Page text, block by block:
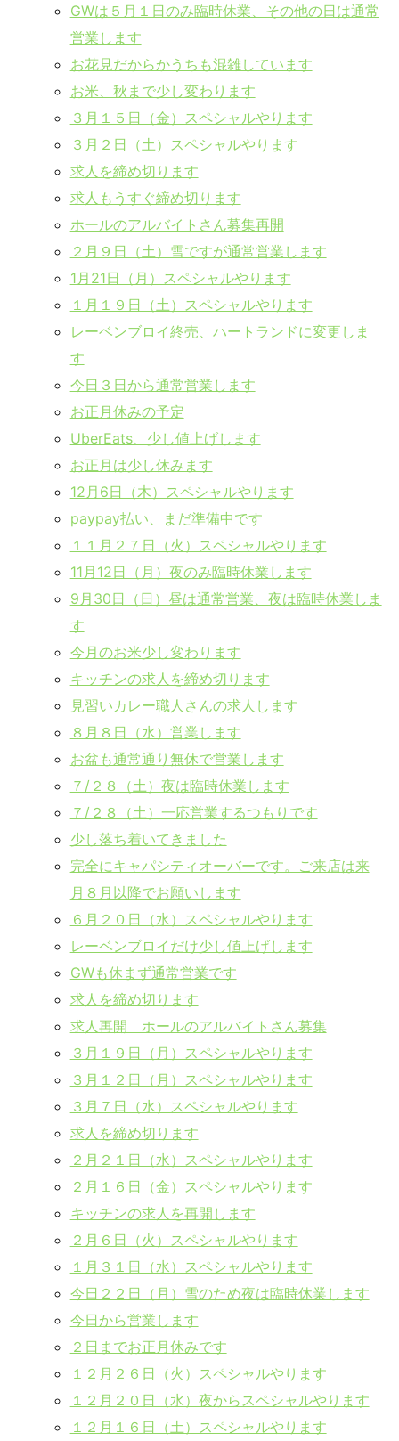
GWは５月１日のみ臨時休業、その他の日は通常
営業します
お花見だからかうちも混雑しています
お米、秋まで少し変わります
３月１５日（金）スペシャルやります
３月２日（土）スペシャルやります
求人を締め切ります
求人もうすぐ締め切ります
ホールのアルバイトさん募集再開
２月９日（土）雪ですが通常営業します
1月21日（月）スペシャルやります
１月１９日（土）スペシャルやります
レーベンブロイ終売、ハートランドに変更しま
す
今日３日から通常営業します
お正月休みの予定
UberEats、少し値上げします
お正月は少し休みます
12月6日（木）スペシャルやります
paypay払い、まだ準備中です
１１月２７日（火）スペシャルやります
11月12日（月）夜のみ臨時休業します
9月30日（日）昼は通常営業、夜は臨時休業しま
す
今月のお米少し変わります
キッチンの求人を締め切ります
見習いカレー職人さんの求人します
８月８日（水）営業します
お盆も通常通り無休で営業します
７/２８（土）夜は臨時休業します
７/２８（土）一応営業するつもりです
少し落ち着いてきました
完全にキャパシティオーバーです。ご来店は来
月８月以降でお願いします
６月２０日（水）スペシャルやります
レーベンブロイだけ少し値上げします
GWも休まず通常営業です
求人を締め切ります
求人再開 ホールのアルバイトさん募集
３月１９日（月）スペシャルやります
３月１２日（月）スペシャルやります
３月７日（水）スペシャルやります
求人を締め切ります
２月２１日（水）スペシャルやります
２月１６日（金）スペシャルやります
キッチンの求人を再開します
２月６日（火）スペシャルやります
１月３１日（水）スペシャルやります
今日２２日（月）雪のため夜は臨時休業します
今日から営業します
２日までお正月休みです
１２月２６日（火）スペシャルやります
１２月２０日（水）夜からスペシャルやります
１２月１６日（土）スペシャルやります